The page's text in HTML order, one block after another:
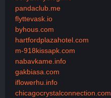
pandaclub.me
flyttevask.io
byhous.com
hartfordplazahotel.com
m-918kissapk.com
nabavkame.info
gakbiasa.com
iflowerhu.info
chicagocrystalconnection.com